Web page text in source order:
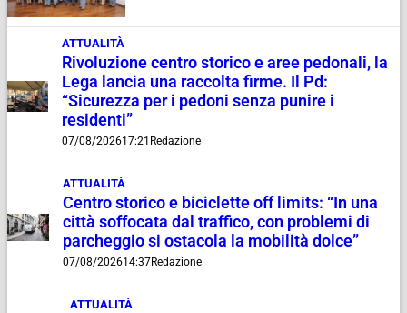
ATTUALITÀ
Rivoluzione centro storico e aree pedonali, la
Lega lancia una raccolta firme. Il Pd:
“Sicurezza per i pedoni senza punire i
residenti”
07/08/202617:21 Redazione
ATTUALITÀ
Centro storico e biciclette off limits: “In una
città soffocata dal traffico, con problemi di
parcheggio si ostacola la mobilità dolce”
07/08/202614:37Redazione
ATTUALITÀ